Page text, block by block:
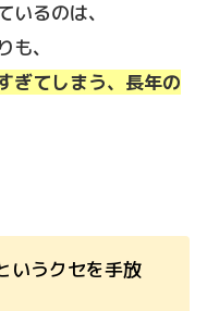
るのは、
、
ぎてしまう、長年の
いうクセを手放